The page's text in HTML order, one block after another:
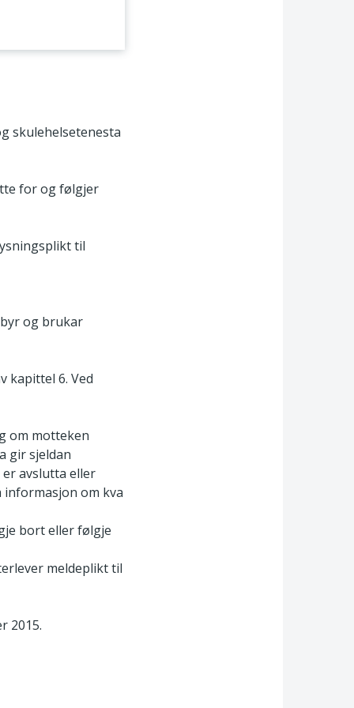
skulehelsetenesta
for og følgjer
til
og brukar
kapittel 6. Ved
om motteken
gir sjeldan
avslutta eller
om kva
bort eller følgje
meldeplikt til
2015.